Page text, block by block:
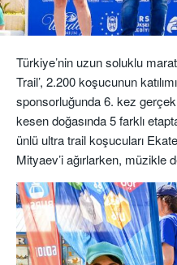
Türkiye’nin uzun soluklu
Trail’, 2.200 koşucunun
sponsorluğunda 6. kez
kesen doğasında 5 farklı
ünlü ultratrailkoşucuları E
Mityaev’iağırlarken, müzikle